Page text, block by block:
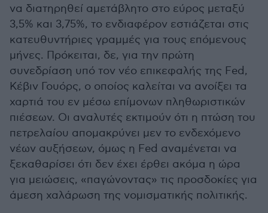
να διατηρηθεί αμετάβλητο στο εύρος μεταξύ
3,5% και 3,75%, το ενδιαφέρον εστιάζεται στις
κατευθυντήριες γραμμές για τους επόμενους
μήνες. Πρόκειται, δε, για την πρώτη
συνεδρίαση υπό τον νέο επικεφαλής της Fed,
Κέβιν Γουόρς, ο οποίος καλείται να ανοίξει τα
χαρτιά του εν μέσω επίμονων πληθωριστικών
πιέσεων. Οι αναλυτές εκτιμούν ότι η πτώση του
πετρελαίου απομακρύνει μεν το ενδεχόμενο
νέων αυξήσεων, όμως η Fed αναμένεται να
ξεκαθαρίσει ότι δεν έχει έρθει ακόμα η ώρα
για μειώσεις, «παγώνοντας» τις προσδοκίες για
άμεση χαλάρωση της νομισματικής πολιτικής.